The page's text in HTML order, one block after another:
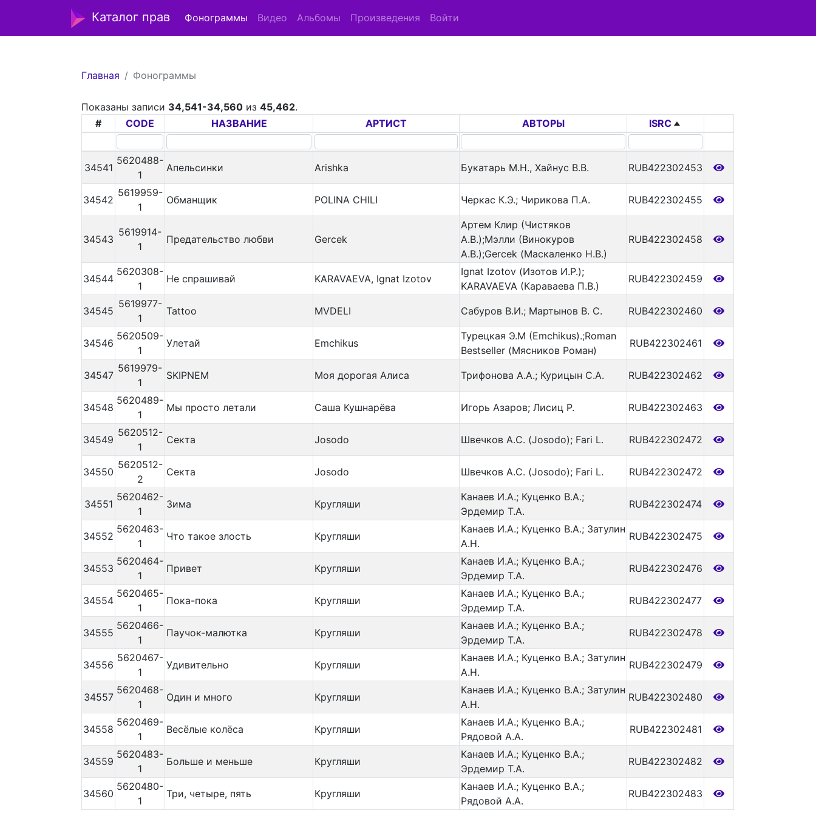
Каталог прав Фонограммы Видео Альбомы Произведения Войти
Главная Фонограммы
Показаны записи 34,541-34,560 из45,462.
#
CODE НАЗВАНИЕ АРТИСТ АВТОРЫ ISRC
34541
5620488-
1
Апельсинки Arishka Букатарь М.Н., Хайнус В.В. RUB422302453
34542
5619959-
1
Обманщик POLINA CHILI Черкас К.Э.; Чирикова П.А. RUB422302455
34543
5619914-
1
Предательство любви Gercek
Артем Клир (Чистяков
А.В.);Мэлли (Винокуров
А.В.);Gercek (Маскаленко Н.В.)
RUB422302458
34544
5620308-
1
Не спрашивай KARAVAEVA, Ignat Izotov
Ignat Izotov (Изотов И.Р.);
KARAVAEVA (Караваева П.В.)
RUB422302459
34545
5619977-
1
Tattoo MVDELI Сабуров В.И.; Мартынов В. С. RUB422302460
34546
5620509-
1
Улетай Emchikus
Турецкая Э.М (Emchikus).;Roman
Bestseller (Мясников Роман)
RUB422302461
34547
5619979-
1
SKIPNEM Моя дорогая Алиса Трифонова А.А.; Курицын С.А. RUB422302462
34548
5620489-
1
Мы просто летали Саша Кушнарёва Игорь Азаров; Лисиц Р. RUB422302463
34549
5620512-
1
Секта Josodo Швечков А.С. (Josodo); Fari L. RUB422302472
34550
5620512-
2
Секта Josodo Швечков А.С. (Josodo); Fari L. RUB422302472
34551
5620462-
1
Зима Кругляши
Канаев И.А.; Куценко В.А.;
Эрдемир Т.А.
RUB422302474
34552
5620463-
1
Что такое злость Кругляши
Канаев И.А.; Куценко В.А.; Затулин
А.Н.
RUB422302475
34553
5620464-
1
Привет Кругляши
Канаев И.А.; Куценко В.А.;
Эрдемир Т.А.
RUB422302476
34554
5620465-
1
Пока-пока Кругляши
Канаев И.А.; Куценко В.А.;
Эрдемир Т.А.
RUB422302477
34555
5620466-
1
Паучок-малютка Кругляши
Канаев И.А.; Куценко В.А.;
Эрдемир Т.А.
RUB422302478
34556
5620467-
1
Удивительно Кругляши
Канаев И.А.; Куценко В.А.; Затулин
А.Н.
RUB422302479
34557
5620468-
1
Один и много Кругляши
Канаев И.А.; Куценко В.А.; Затулин
А.Н.
RUB422302480
34558
5620469-
1
Весёлые колёса Кругляши
Канаев И.А.; Куценко В.А.;
Рядовой А.А.
RUB422302481
34559
5620483-
1
Больше и меньше Кругляши
Канаев И.А.; Куценко В.А.;
Эрдемир Т.А.
RUB422302482
34560
5620480-
1
Три, четыре, пять Кругляши
Канаев И.А.; Куценко В.А.;
Рядовой А.А.
RUB422302483